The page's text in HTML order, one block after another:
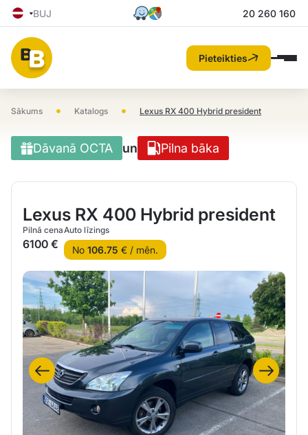
BUJ 20 260 160
Pieteikties
Sākums • Katalogs • Lexus RX 400 Hybrid president
Dāvanā OCTA un Pilna bāka
Lexus RX 400 Hybrid president
Pilnā cena
6100 €
Auto līzings
No 106.75 € / mēn.